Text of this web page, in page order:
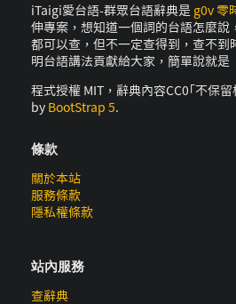
iTaigi愛台語-群眾台語辭典是 g0v 零
伸專案，想知道一個詞的台語怎麼說
都可以查，但不一定查得到，查不到
明台語講法貢獻給大家，簡單說就是
程式授權 MIT，辭典內容CC0｢不保
by BootStrap 5.
條款
關於本站
服務條款
隱私權條款
站內服務
查辭典